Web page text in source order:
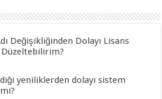
Değişikliğinden Dolayı Lisans
Düzeltebilirim?
yeniliklerden dolayı sistem